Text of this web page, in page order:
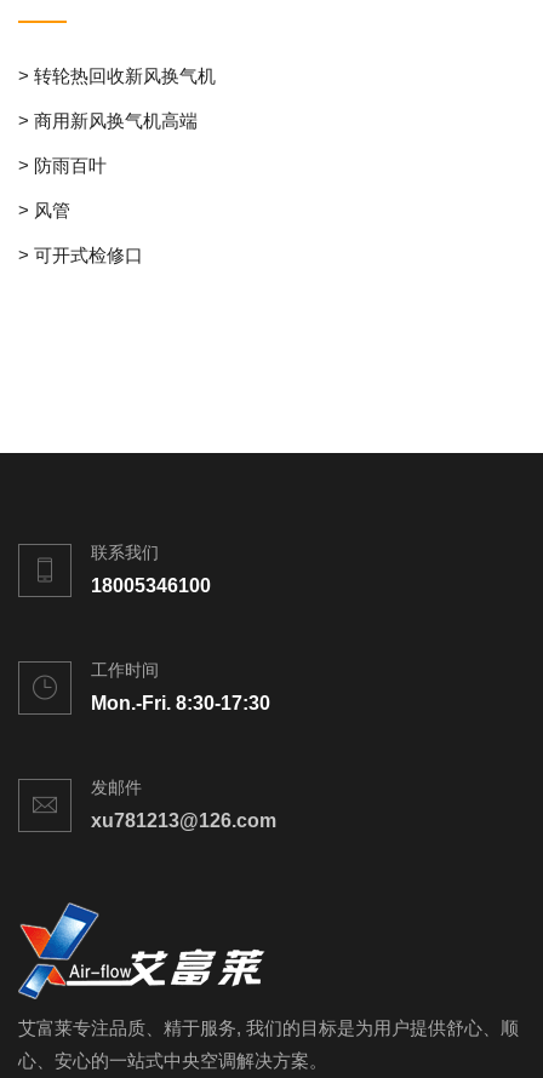
> 转轮热回收新风换气机
> 商用新风换气机高端
> 防雨百叶
> 风管
> 可开式检修口
联系我们
18005346100
工作时间
Mon.-Fri. 8:30-17:30
发邮件
xu781213@126.com
艾富莱专注品质、精于服务, 我们的目标是为用户提供舒心、顺
心、安心的一站式中央空调解决方案。